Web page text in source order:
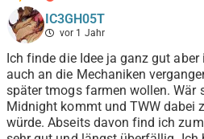
IC3GH05T
vor 1 Jahr
Ich finde die Idee ja ganz gut
auch an die Mechaniken
später tmogs farmen wollen. Wär
Midnight kommt und TWW dabei
würde. Abseits davon find ich